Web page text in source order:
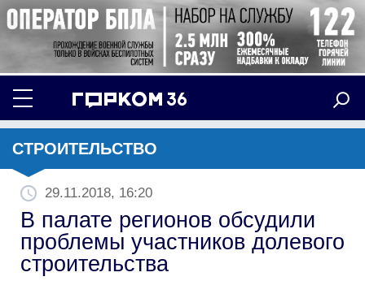
СТРОИТЕЛЬСТВО
29.11.2018, 16:20
В палате регионов обсудили
проблемы участников долевого
строительства